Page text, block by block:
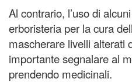
Al contrario, l’uso di
erboristeria per la cura
mascherare livelli alterati
importante segnalare al
prendendo medicinali.